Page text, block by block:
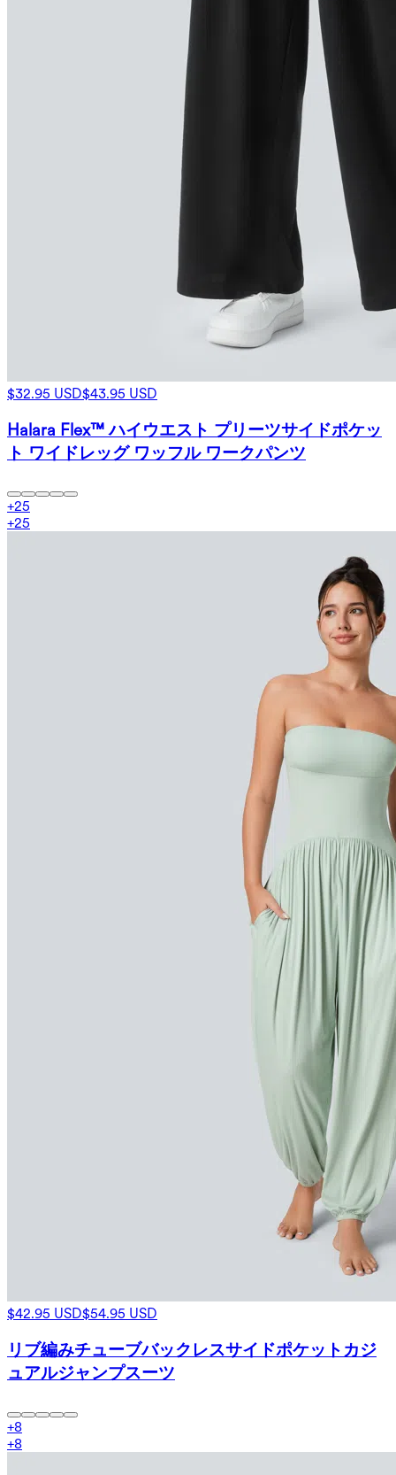
$32.95 USD$43.95 USD
Halara Flex™ ハイウエスト プリーツサイドポケッ
ト ワイドレッグ ワッフル ワークパンツ
+25
+25
$42.95 USD$54.95 USD
リブ編みチューブバックレスサイドポケットカジ
ュアルジャンプスーツ
+8
+8